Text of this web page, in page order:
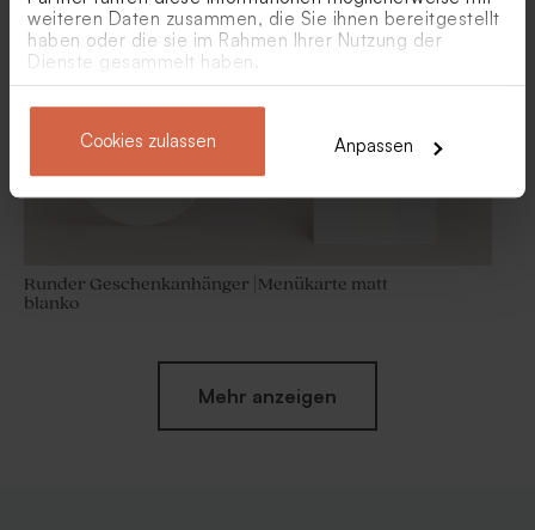
weiteren Daten zusammen, die Sie ihnen bereitgestellt
haben oder die sie im Rahmen Ihrer Nutzung der
Dienste gesammelt haben.
Cookies zulassen Anpassen
Anhänger matt Geschenkanhänger | weiß
Runder Geschenkanhänger |
blanko
Menükarte matt
Mehr anzeigen